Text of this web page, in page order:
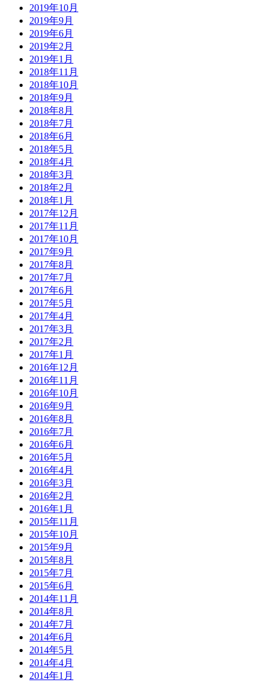
2019年10月
2019年9月
2019年6月
2019年2月
2019年1月
2018年11月
2018年10月
2018年9月
2018年8月
2018年7月
2018年6月
2018年5月
2018年4月
2018年3月
2018年2月
2018年1月
2017年12月
2017年11月
2017年10月
2017年9月
2017年8月
2017年7月
2017年6月
2017年5月
2017年4月
2017年3月
2017年2月
2017年1月
2016年12月
2016年11月
2016年10月
2016年9月
2016年8月
2016年7月
2016年6月
2016年5月
2016年4月
2016年3月
2016年2月
2016年1月
2015年11月
2015年10月
2015年9月
2015年8月
2015年7月
2015年6月
2014年11月
2014年8月
2014年7月
2014年6月
2014年5月
2014年4月
2014年1月